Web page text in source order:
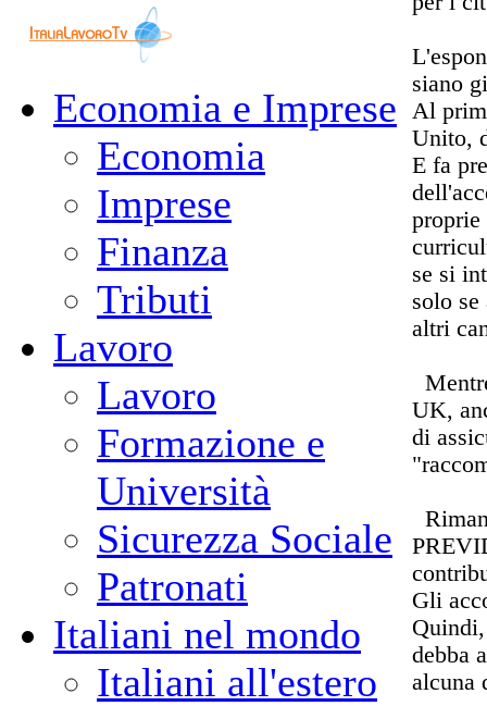
Economia e Imprese
Economia
Imprese
Finanza
Tributi
Lavoro
Lavoro
Formazione e
Università
Sicurezza Sociale
Patronati
Italiani nel mondo
Italiani all'estero
siano
Al
Unito,
E fa
proprie
se si
solo
altri
UK,
di
Gli
debba
alcuna